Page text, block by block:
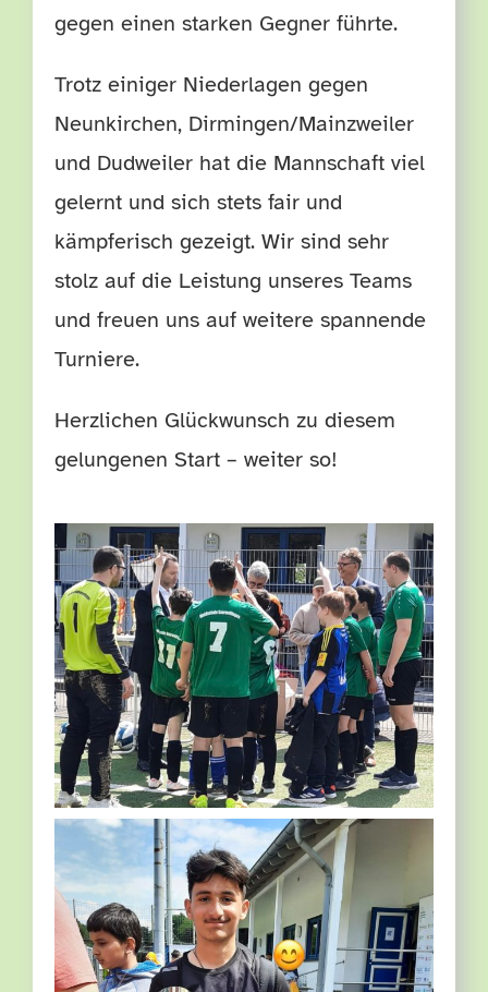
gegen einen starken Gegner führte.
Trotz einiger Niederlagen gegen
Neunkirchen, Dirmingen/Mainzweiler
und Dudweiler hat die Mannschaft viel
gelernt und sich stets fair und
kämpferisch gezeigt. Wir sind sehr
stolz auf die Leistung unseres Teams
und freuen uns auf weitere spannende
Turniere.
Herzlichen Glückwunsch zu diesem
gelungenen Start – weiter so!